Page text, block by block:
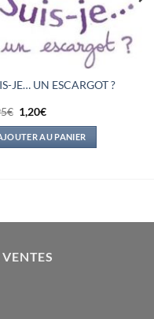
JE… UN ESCARGOT ?
€ Le
prix
initial
était :
3,95€.
1,20€Le
actuel
est :
1,20€.
AU PANIER